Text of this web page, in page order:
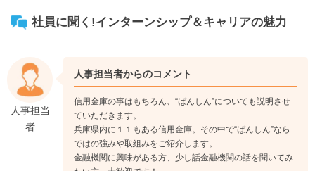
社員に聞く!インターンシップ＆キャリアの魅力
人事担当
者
人事担当者からのコメント
信用金庫の事はもちろん、“ばんしん”についても説明させ
ていただきます。
兵庫県内に１１もある信用金庫。その中で“ばんしん”なら
ではの強みや取組みをご紹介します。
金融機関に興味がある方、少し話金融機関の話を聞いてみ